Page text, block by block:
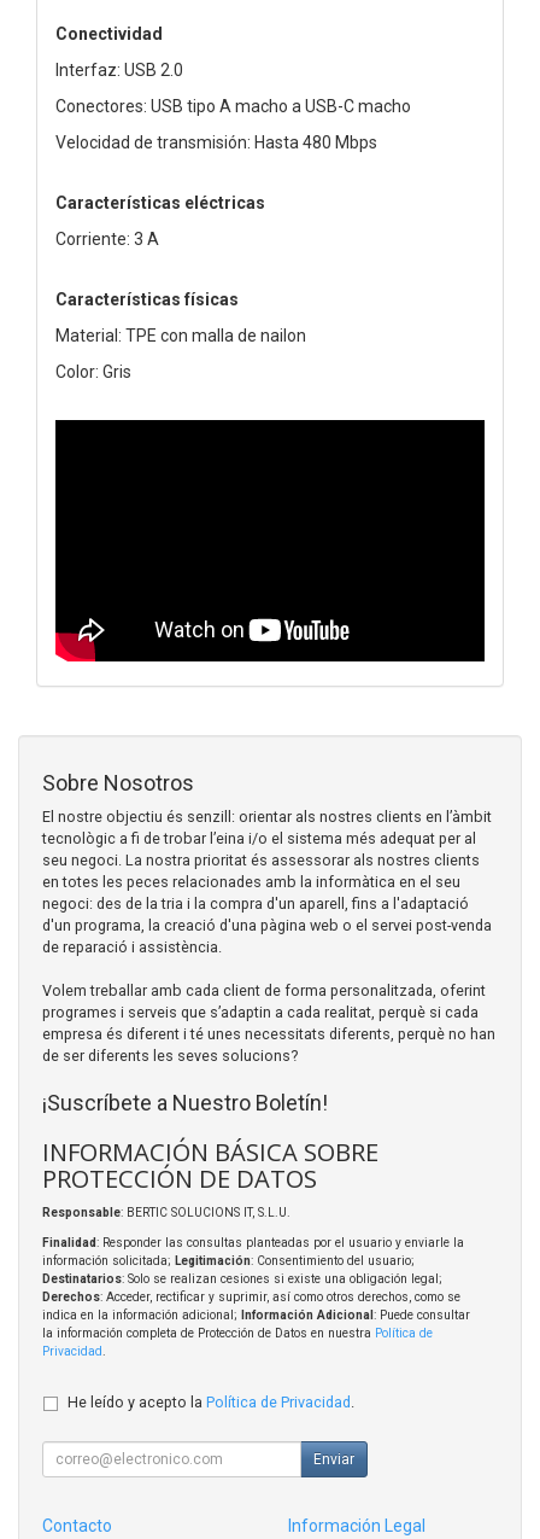
Conectividad
Interfaz: USB 2.0
Conectores: USB tipo A macho a USB-C macho
Velocidad de transmisión: Hasta 480 Mbps
Características eléctricas
Corriente: 3 A
Características físicas
Material: TPE con malla de nailon
Color: Gris
Sobre Nosotros
El nostre objectiu és senzill: orientar als nostres clients en l’àmbit
tecnològic a fi de trobar l’eina i/o el sistema més adequat per al
seu negoci. La nostra prioritat és assessorar als nostres clients
en totes les peces relacionades amb la informàtica en el seu
negoci: des de la tria i la compra d'un aparell, fins a l'adaptació
d'un programa, la creació d'una pàgina web o el servei post-venda
de reparació i assistència.
Volem treballar amb cada client de forma personalitzada, oferint
programes i serveis que s’adaptin a cada realitat, perquè si cada
empresa és diferent i té unes necessitats diferents, perquè no han
de ser diferents les seves solucions?
¡Suscríbete a Nuestro Boletín!
INFORMACIÓN BÁSICA SOBRE
PROTECCIÓN DE DATOS
Responsable: BERTIC SOLUCIONS IT, S.L.U.
Finalidad: Responder las consultas planteadas por el usuario y enviarle la
información solicitada; Legitimación: Consentimiento del usuario;
Destinatarios: Solo se realizan cesiones si existe una obligación legal;
Derechos: Acceder, rectificar y suprimir, así como otros derechos, como se
indica en la información adicional;
Información Adicional : Puede consultar
la información completa de Protección de Datos en nuestra Política de
Privacidad
He leído y acepto la Política de Privacidad
Enviar
Contacto Información Legal